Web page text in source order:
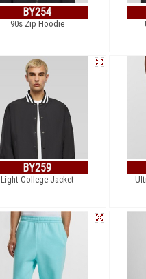
BY254
90s Zip Hoodie
BY259
Light College Jacket